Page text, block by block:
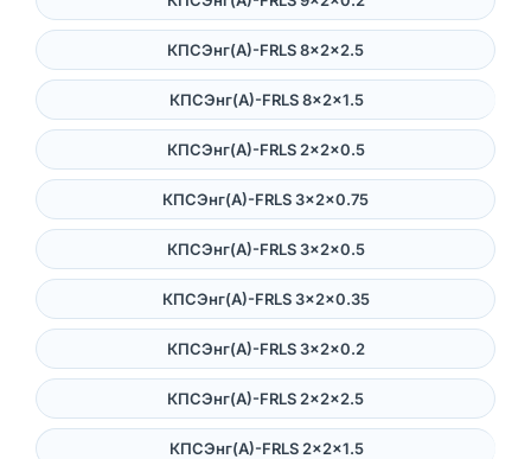
КПСЭнг(А)-FRLS 8×2×2.5
КПСЭнг(А)-FRLS 8×2×1.5
КПСЭнг(А)-FRLS 2×2×0.5
КПСЭнг(А)-FRLS 3×2×0.75
КПСЭнг(А)-FRLS 3×2×0.5
КПСЭнг(А)-FRLS 3×2×0.35
КПСЭнг(А)-FRLS 3×2×0.2
КПСЭнг(А)-FRLS 2×2×2.5
КПСЭнг(А)-FRLS 2×2×1.5